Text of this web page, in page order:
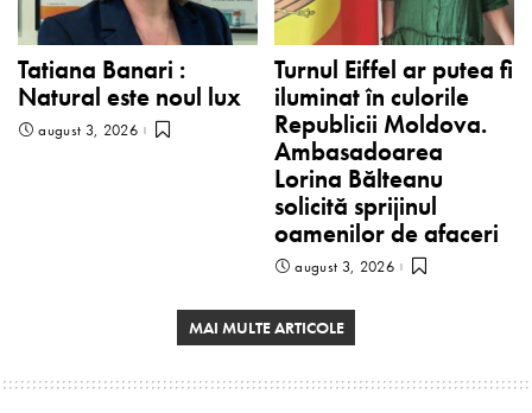
Tatiana Banari :
Natural este noul lux
august 3, 2026
Turnul Eiffel ar putea fi
iluminat în culorile
Republicii Moldova.
Ambasadoarea
Lorina Bălteanu
solicită sprijinul
oamenilor de afaceri
august 3, 2026
MAI MULTE ARTICOLE